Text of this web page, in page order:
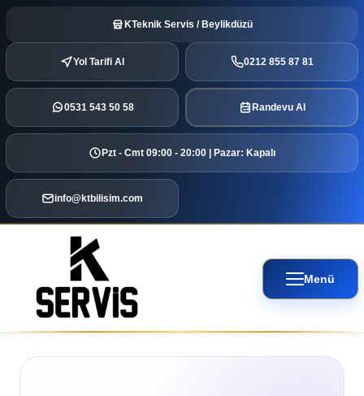
KTeknik Servis / Beylikdüzü
Yol Tarifi Al 0212 855 87 81
0531 543 50 58 Randevu Al
Pzt - Cmt 09:00 - 20:00 | Pazar: Kapalı
info@ktbilisim.com
Menü